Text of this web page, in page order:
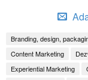
Branding, design,
Content Marketing
Experiential Marketing